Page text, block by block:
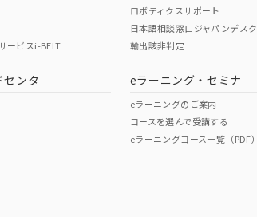
O
があります。
ービスi-BELT
センタ
ロボティクスサポート
日本語相談窓口ジャパンデスク
輸出該非判定
eラーニング・セミナ
eラーニングのご案内
コースを選んで受講する
eラーニングコース一覧（PDF）